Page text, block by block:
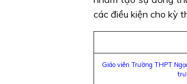
các điều kiện cho kỳ
Giáo viên Trường THPT